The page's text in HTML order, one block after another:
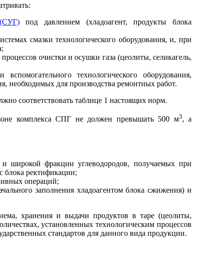
под давлением (хладоагент, продукты блока
смазки технологического оборудования, и, при
очистки и осушки газа (цеолиты, селикагель,
технологического оборудования,
необходимых для производства ремонтных работ.
соответствовать таблице 1 настоящих норм.
комплекса СПГ не должен превышать 500 м3, а
и широкой фракции углеводородов, получаемых при
блока ректификации;
операций;
заполнения хладоагентом блока сжижения) и
хранения и выдачи продуктов в таре (цеолиты,
установленных технологическим процессов
стандартов для данного вида продукции.